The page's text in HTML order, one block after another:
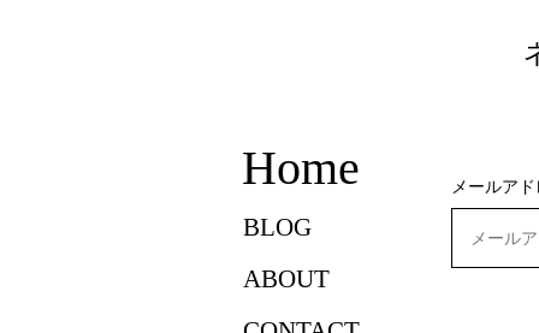
換
Home
BLOG
ABOUT
メールア